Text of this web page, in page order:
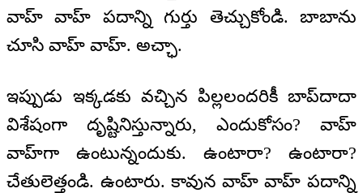
వాహ్ వాహ్ పదాన్ని గుర్తు తెచ్చుకోండి. బాబాను
చూసి వాహ్ వాహ్. అచ్ఛా.
ఇప్పుడు ఇక్కడకు వచ్చిన పిల్లలందరికీ బాప్‌దాదా
విశేషంగా దృష్టినిస్తున్నారు, ఎందుకోసం? వాహ్
వాహ్‌గా ఉంటున్నందుకు. ఉంటారా? ఉంటారా?
చేతులెత్తండి. ఉంటారు. కావున వాహ్ వాహ్ పదాన్ని